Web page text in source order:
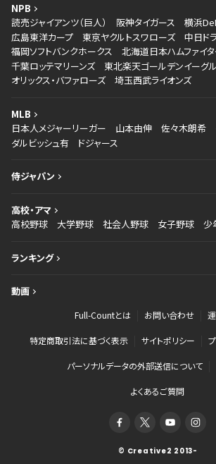
NPB
読売ジャイアンツ（巨人）
阪神タイガース
横浜
広島東洋カープ
東京ヤクルトスワローズ
中日ド
福岡ソフトバンクホークス
北海道日本ハムファイ
千葉ロッテマリーンズ
東北楽天ゴールデンイーグ
オリックス・バファローズ
埼玉西武ライオンズ
MLB
日本人メジャーリーガー
山本由伸 佐々木朗希
ダルビッシュ有
ドジャース
侍ジャパン
高校・アマ
高校野球
大学野球 社会人野球 女子野球 少
ランキング
動画
Full-Countとは お問い合わせ
特定商取引法に基づく表示 サイトポリシー
パーソナルデータの外部送信について
よくあるご質問
© Creative2 2013-